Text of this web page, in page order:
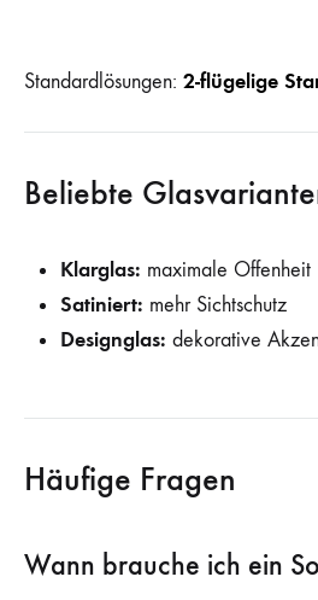
Standardlösungen: 2-flügelige
Beliebte
Klarglas: maximale Offenheit
Satiniert: mehr Sichtschutz
Designglas: dekorative
Häufige Fragen
Wann brauche ich ein